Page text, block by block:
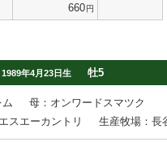
660円
1989年4月23日生 牡5
母：オンワードスマツク
スエーカントリ
生産牧場：長